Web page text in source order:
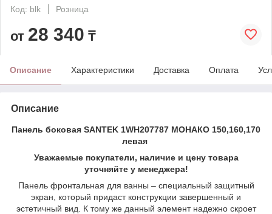
Код: blk
Розница
от 28 340 ₸
Описание Характеристики Доставка Оплата
Описание
Панель боковая SANTEK 1WH207787 МОНАКО 150,160,170
левая
Уважаемые покупатели, наличие и цену товара
уточняйте у менеджера!
Панель фронтальная для ванны – специальный защитный
экран, который придаст конструкции завершенный и
эстетичный вид. К тому же данный элемент надежно скроет